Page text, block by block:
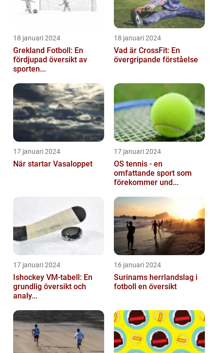
18 januari 2024
Grekland Fotboll: En
fördjupad översikt av
sporten...
18 januari 2024
Vad är CrossFit: En
övergripande förståelse
17 januari 2024
När startar Vasaloppet
17 januari 2024
OS tennis - en
omfattande sport som
förekommer und...
17 januari 2024
Ishockey VM-tabell: En
grundlig översikt och
analy...
16 januari 2024
Surinams herrlandslag i
fotboll en översikt